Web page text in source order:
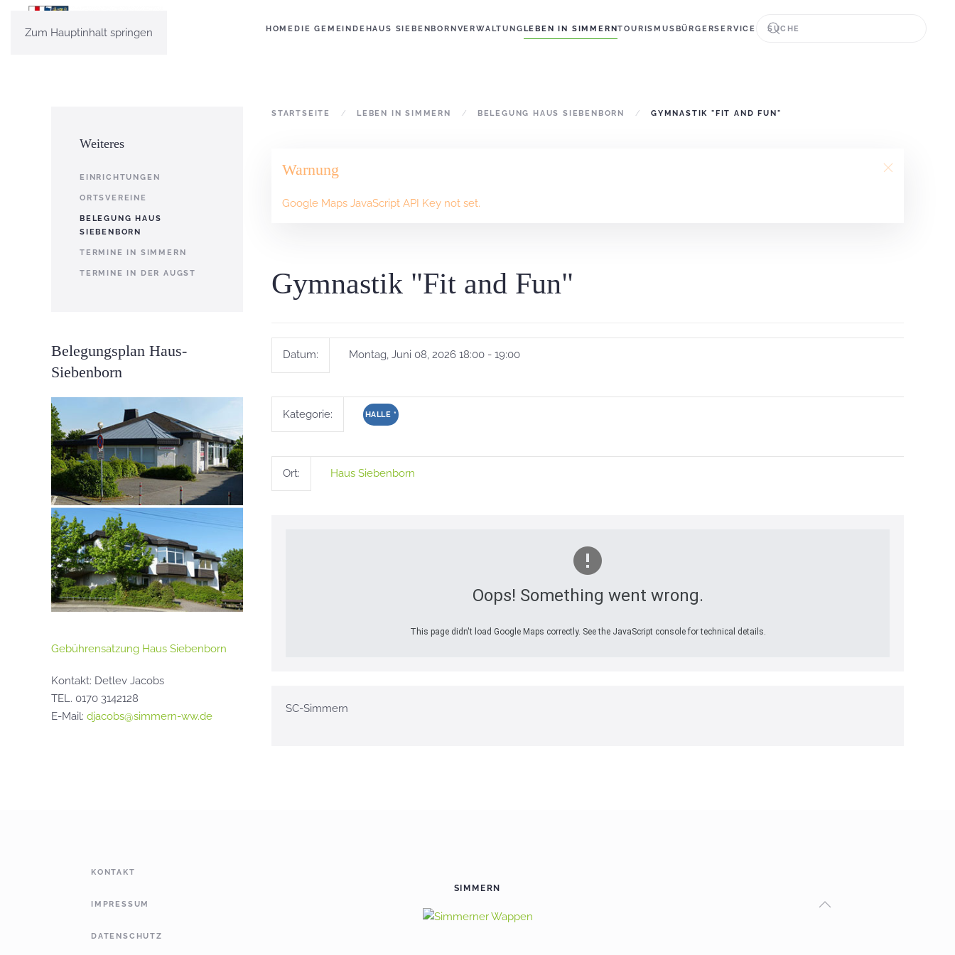
Zum Hauptinhalt springen HOMEDIE GEMEINDEHAUS SIEBENBORNVERWALTUNGLEBEN IN SIMMERNTOURISMUSBÜRGERSERVICE
STARTSEITE LEBEN IN SIMMERN BELEGUNG HAUS SIEBENBORN GYMNASTIK "FIT AND FUN"
Warnung
Google Maps JavaScript API Key not set.
Gymnastik "Fit and Fun"
Datum: Montag, Juni 08, 2026 18:00 - 19:00
Kategorie: HALLE *
Ort: Haus Siebenborn
Oops! Something went wrong.
This page didn't load Google Maps correctly. See the JavaScript console for technical details.
SC-Simmern
Weiteres
EINRICHTUNGEN
ORTSVEREINE
BELEGUNG HAUS
SIEBENBORN
TERMINE IN SIMMERN
TERMINE IN DER AUGST
Belegungsplan Haus-
Siebenborn
Gebührensatzung Haus Siebenborn
Kontakt: Detlev Jacobs
TEL. 0170 3142128
E-Mail: djacobs@simmern-ww.de
KONTAKT
IMPRESSUM
DATENSCHUTZ
SIMMERN